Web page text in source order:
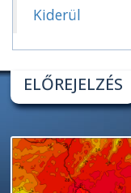
Kiderül
ELŐREJELZÉS